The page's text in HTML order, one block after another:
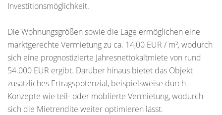
Investitionsmöglichkeit.
Die Wohnungsgrößen sowie die Lage ermöglichen eine
marktgerechte Vermietung zu ca. 14,00 EUR / m², wodurch
sich eine prognostizierte Jahresnettokaltmiete von rund
54.000 EUR ergibt. Darüber hinaus bietet das Objekt
zusätzliches Ertragspotenzial, beispielsweise durch
Konzepte wie teil- oder möblierte Vermietung, wodurch
sich die Mietrendite weiter optimieren lässt.